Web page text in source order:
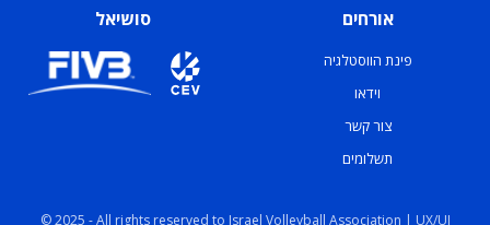
אורחים
פינת הווסטלגיה
וידאו
צור קשר
תשלומים
סושיאל
© 2025 - All rights reserved to Israel Volleyball Association | UX/UI